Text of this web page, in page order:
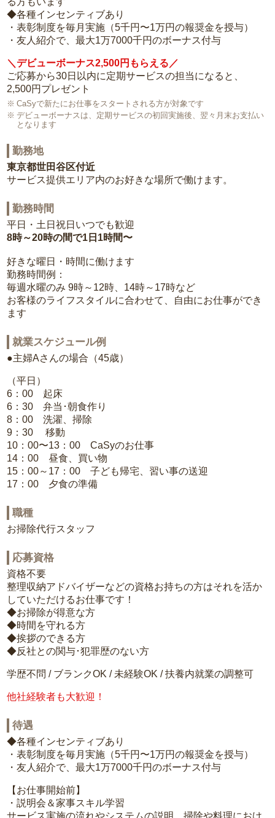
◆各種インセンティブあり
・表彰制度を毎月実施（5千円〜1万円の報奨金を授与）
・友人紹介で、最大1万7000千円のボーナス付与
＼デビューボーナス2,500円もらえる／
ご応募から30日以内に定期サービスの担当になると、
2,500円プレゼント
CaSyで新たにお仕事をスタートされる方が対象です
デビューボーナスは、定期サービスの初回実施後、翌々月末お支払い
となります
勤務地
東京都世田谷区付近
サービス提供エリア内のお好きな場所で働けます。
勤務時間
平日・土日祝日いつでも歓迎
8時～20時の間で1日1時間〜
好きな曜日・時間に働けます
勤務時間例：
毎週水曜のみ 9時～12時、14時～17時など
お客様のライフスタイルに合わせて、自由にお仕事ができ
ます
就業スケジュール例
●主婦Aさんの場合（45歳）
（平日）
6：00 起床
6：30 弁当･朝食作り
8：00 洗濯、掃除
9：30 移動
10：00〜13：00 CaSyのお仕事
14：00 昼食、買い物
15：00～17：00 子ども帰宅、習い事の送迎
17：00 夕食の準備
職種
お掃除代行スタッフ
応募資格
資格不要
整理収納アドバイザーなどの資格お持ちの方はそれを活か
していただけるお仕事です！
◆お掃除が得意な方
◆時間を守れる方
◆挨拶のできる方
◆反社との関与･犯罪歴のない方
学歴不問 / ブランクOK / 未経験OK / 扶養内就業の調整可
他社経験者も大歓迎！
待遇
◆各種インセンティブあり
・表彰制度を毎月実施（5千円〜1万円の報奨金を授与）
・友人紹介で、最大1万7000千円のボーナス付与
【お仕事開始前】
・説明会＆家事スキル学習